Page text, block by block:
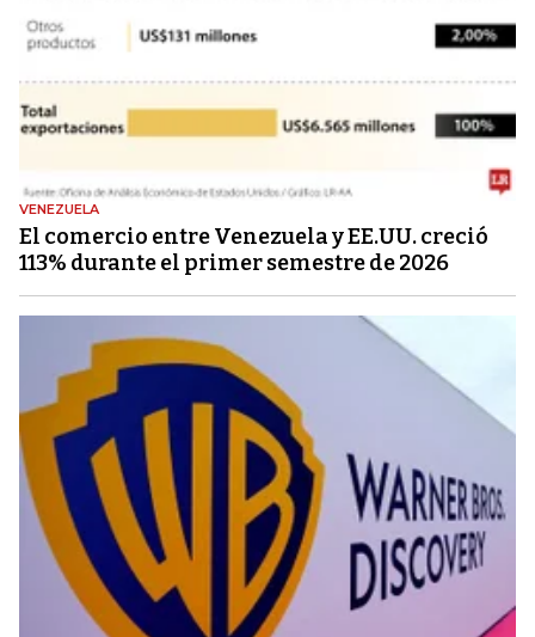
VENEZUELA
El comercio entre Venezuela y EE.UU. creció
113% durante el primer semestre de 2026